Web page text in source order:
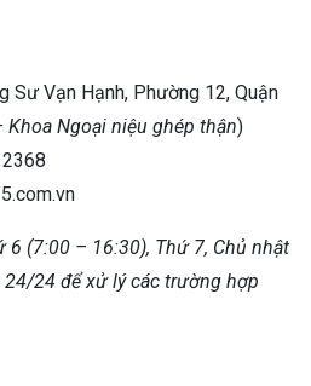
Sư Vạn Hạnh, Phường 12, Quận
Khoa Ngoại niệu ghép thận)
6 (7:00 – 16:30), Thứ 7, Chủ nhật
24 để xử lý các trường hợp